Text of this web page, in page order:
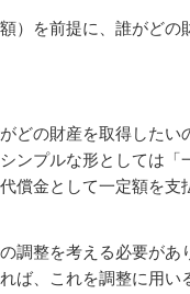
）を前提に、誰がどの
どの財産を取得したい
ンプルな形としては「
償金として一定額を支
調整を考える必要があ
ば、これを調整に用い